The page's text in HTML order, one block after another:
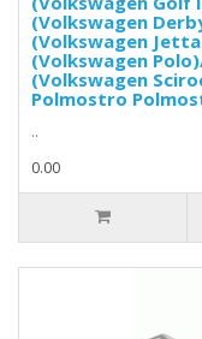
(Volkswagen
(Volkswagen
(Volkswagen
(Volkswagen
Polmostro
..
0.00